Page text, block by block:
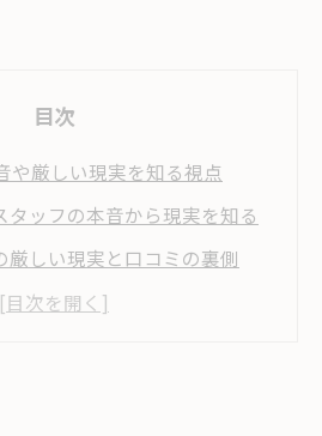
目次
や厳しい現実を知る視点
タッフの本音から現実を知る
厳しい現実と口コミの裏側
ぶっちゃけ語られるリアルな